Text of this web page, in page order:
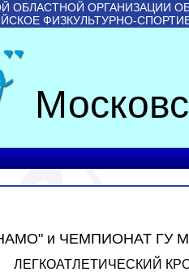
ОБЛАСТНОЙ ОРГАНИЗАЦИИ
ФИЗКУЛЬТУРНО-
и ЧЕМПИОНАТ ГУ
ЛЕГКОАТЛЕТИЧЕСКИЙ